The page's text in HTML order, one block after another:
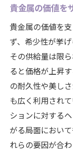
貴金属の価値を
貴金属の価値を
ず、希少性が挙
その供給量は限
ると価格が上昇
の耐久性や美し
も広く利用され
ションに対する
がる局面におい
れらの要因が合